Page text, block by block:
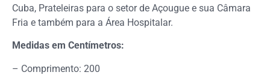
Cuba, Prateleiras para o setor de Açougue e sua Câmara
Fria e também para a Área Hospitalar.
Medidas em Centímetros:
– Comprimento: 200